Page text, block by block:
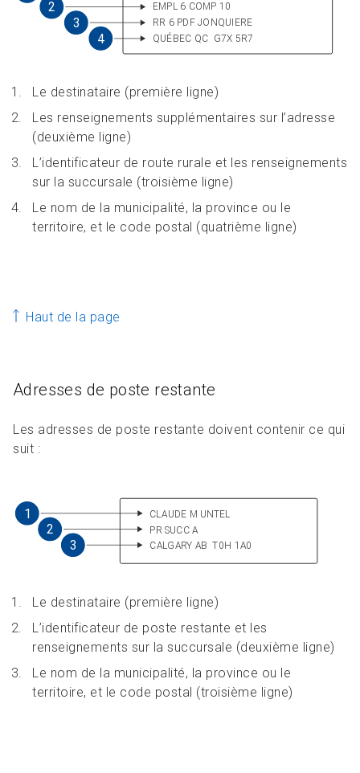
Le destinataire (première ligne)
Les renseignements supplémentaires sur l’adresse
(deuxième ligne)
L’identificateur de route rurale et les renseignements
sur la succursale (troisième ligne)
Le nom de la municipalité, la province ou le
territoire, et le code postal (quatrième ligne)
Haut de la page
Adresses de poste restante
Les adresses de poste restante doivent contenir ce qui
suit :
Le destinataire (première ligne)
L’identificateur de poste restante et les
renseignements sur la succursale (deuxième ligne)
Le nom de la municipalité, la province ou le
territoire, et le code postal (troisième ligne)